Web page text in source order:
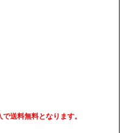
送料無料となります。